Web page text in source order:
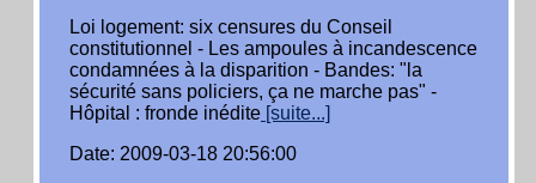
Loi logement: six censures du Conseil
constitutionnel - Les ampoules à incandescence
condamnées à la disparition - Bandes: "la
sécurité sans policiers, ça ne marche pas" -
Hôpital : fronde inédite [suite...]
Date: 2009-03-18 20:56:00